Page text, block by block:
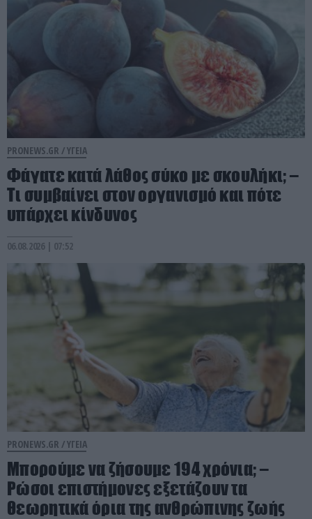
PRONEWS.GR /ΥΓΕΙΑ
Φάγατε κατά λάθος σύκο με σκουλήκι; –
Τι συμβαίνει στον οργανισμό και πότε
υπάρχει κίνδυνος
06.08.2026 | 07:52
PRONEWS.GR /ΥΓΕΙΑ
Μπορούμε να ζήσουμε 194 χρόνια; –
Ρώσοι επιστήμονες εξετάζουν τα
θεωρητικά όρια της ανθρώπινης ζωής